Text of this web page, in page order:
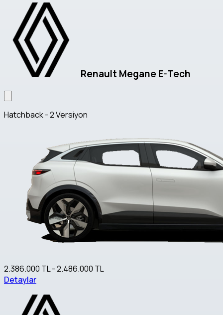
Renault Megane E-Tech
Hatchback - 2 Versiyon
2.386.000 TL - 2.486.000 TL
Detaylar